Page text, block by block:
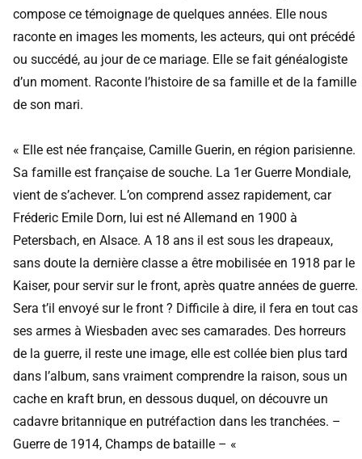
compose ce témoignage de quelques années. Elle nous
raconte en images les moments, les acteurs, qui ont précédé
ou succédé, au jour de ce mariage. Elle se fait généalogiste
d’un moment. Raconte l’histoire de sa famille et de la famille
de son mari.
« Elle est née française, Camille Guerin, en région parisienne.
Sa famille est française de souche. La 1er Guerre Mondiale,
vient de s’achever. L’on comprend assez rapidement, car
Fréderic Emile Dorn, lui est né Allemand en 1900 à
Petersbach, en Alsace. A 18 ans il est sous les drapeaux,
sans doute la dernière classe a être mobilisée en 1918 par le
Kaiser, pour servir sur le front, après quatre années de guerre.
Sera t’il envoyé sur le front ? Difficile à dire, il fera en tout cas
ses armes à Wiesbaden avec ses camarades. Des horreurs
de la guerre, il reste une image, elle est collée bien plus tard
dans l’album, sans vraiment comprendre la raison, sous un
cache en kraft brun, en dessous duquel, on découvre un
cadavre britannique en putréfaction dans les tranchées. –
Guerre de 1914, Champs de bataille – «